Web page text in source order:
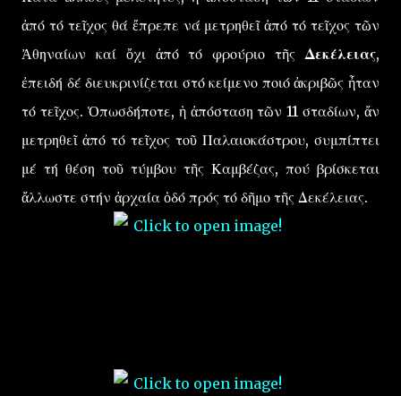
ἀπό τό τεῖχος θά ἔπρεπε νά μετρηθεῖ ἀπό τό τεῖχος τῶν
Ἀθηναίων καί ὄχι ἀπό τό φρούριο τῆςΔεκέλειας,
ἐπειδή δέ διευκρινίζεται στό κείμενο ποιό ἀκριβῶς ἦταν
τό τεῖχος. Ὁπωσδήποτε, ἡ ἀπόσταση τῶν 11 σταδίων, ἄν
μετρηθεῖ ἀπό τό τεῖχος τοῦ Παλαιοκάστρου, συμπίπτει
μέ τή θέση τοῦ τύμβου τῆς Καμβέζας, πού βρίσκεται
ἄλλωστε στήν ἀρχαία ὁδό πρός τό δῆμο τῆς Δεκέλειας.